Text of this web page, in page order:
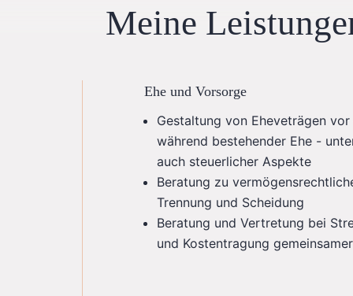
Meine
Ehe und Vorsorge
Gestaltung von Eheveträgen
während bestehender Ehe -
auch steuerlicher Aspekte
Beratung zu
Trennung und Scheidung
Beratung und Vertretung bei
und Kostentragung